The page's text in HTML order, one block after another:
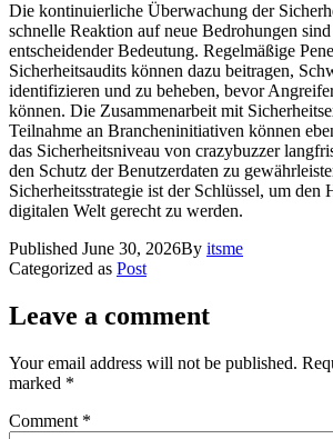
Die kontinuierliche Überwachung der
schnelle Reaktion auf neue Bedrohungen
entscheidender Bedeutung. Regelmäßige
Sicherheitsaudits können dazu beitragen,
identifizieren und zu beheben, bevor
können. Die Zusammenarbeit mit
Teilnahme an Brancheninitiativen können
das Sicherheitsniveau von crazybuzzer
den Schutz der Benutzerdaten zu
Sicherheitsstrategie ist der Schlüssel, um den
digitalen Welt gerecht zu werden.
Published June 30, 2026By itsme
Categorized as Post
Leave a comment
Your email address will not be published.
marked *
Comment *